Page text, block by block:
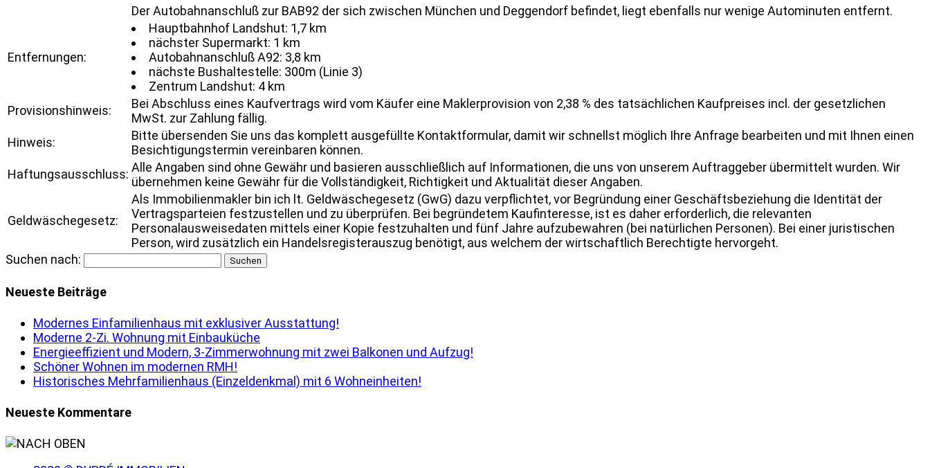
Der Autobahnanschluß zur BAB92 der sich zwischen München und Deggendorf befindet, liegt ebenfalls nur wenige Autominuten entfernt.
Entfernungen:
Hauptbahnhof Landshut: 1,7 km
nächster Supermarkt: 1 km
Autobahnanschluß A92: 3,8 km
nächste Bushaltestelle: 300m (Linie 3)
Zentrum Landshut: 4 km
Provisionshinweis:
Bei Abschluss eines Kaufvertrags wird vom Käufer eine Maklerprovision von 2,38 % des tatsächlichen Kaufpreises incl. der gesetzlichen
MwSt. zur Zahlung fällig.
Hinweis:
Bitte übersenden Sie uns das komplett ausgefüllte Kontaktformular, damit wir schnellst möglich Ihre Anfrage bearbeiten und mit Ihnen einen
Besichtigungstermin vereinbaren können.
Haftungsausschluss: Alle Angaben sind ohne Gewähr und basieren ausschließlich auf Informationen, die uns von unserem Auftraggeber übermittelt wurden. Wir
übernehmen keine Gewähr für die Vollständigkeit, Richtigkeit und Aktualität dieser Angaben.
Geldwäschegesetz:
Als Immobilienmakler bin ich lt. Geldwäschegesetz (GwG) dazu verpflichtet, vor Begründung einer Geschäftsbeziehung die Identität der
Vertragsparteien festzustellen und zu überprüfen. Bei begründetem Kaufinteresse, ist es daher erforderlich, die relevanten
Personalausweisedaten mittels einer Kopie festzuhalten und fünf Jahre aufzubewahren (bei natürlichen Personen). Bei einer juristischen
Person, wird zusätzlich ein Handelsregisterauszug benötigt, aus welchem der wirtschaftlich Berechtigte hervorgeht.
Suchen nach:
Neueste Beiträge
Modernes Einfamilienhaus mit exklusiver Ausstattung!
Moderne 2-Zi. Wohnung mit Einbauküche
Energieeffizient und Modern, 3-Zimmerwohnung mit zwei Balkonen und Aufzug!
Schöner Wohnen im modernen RMH!
Historisches Mehrfamilienhaus (Einzeldenkmal) mit 6 Wohneinheiten!
Neueste Kommentare